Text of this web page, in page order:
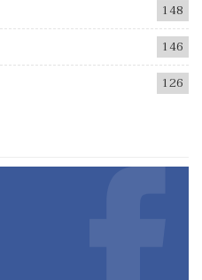
148
146
126